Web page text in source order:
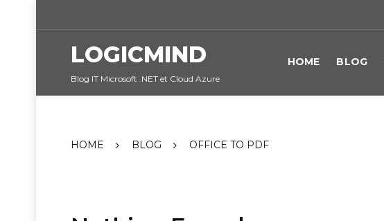
LOGICMIND
Blog IT Microsoft .NET et Cloud Azure
HOME BLOG
HOME BLOG OFFICE TO PDF